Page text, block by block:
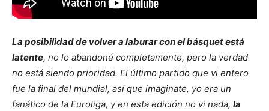
La posibilidad de volver a laburar con el básquet está
latente, no lo abandoné completamente, pero la verdad
no está siendo prioridad. El último partido que vi entero
fue la final del mundial, así que imaginate, yo era un
fanático de la Euroliga, y en esta edición no vi nada, la